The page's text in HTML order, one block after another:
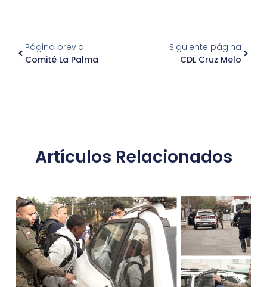
Página previa
Comité La Palma
Siguiente página
CDL Cruz Melo
Artículos Relacionados